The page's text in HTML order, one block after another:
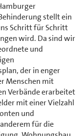
stellt ein
Schritt für Schritt
wird. Da sind wir
und
der in enger
Menschen mit
Verbände erarbeitet
mit einer Vielzahl
und
für die